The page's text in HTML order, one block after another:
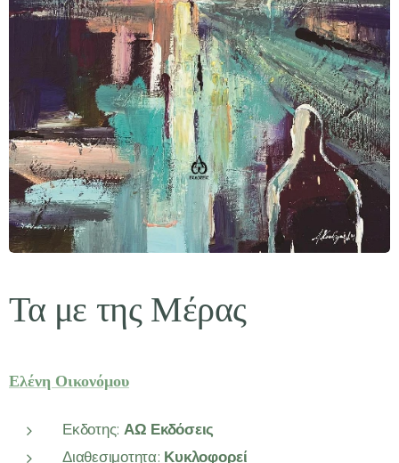
Τα με της Μέρας
Ελένη Οικονόμου
Εκδοτης: ΑΩ Εκδόσεις
Διαθεσιμοτητα: Κυκλοφορεί